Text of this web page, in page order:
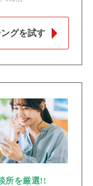
グを試す
所を厳選!!